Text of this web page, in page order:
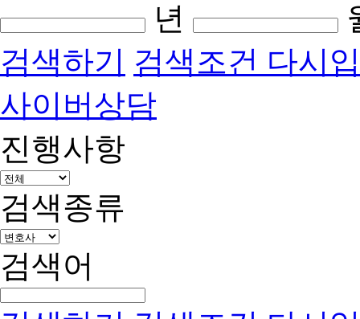
년
검색하기 검색조건 다시
사이버상담
진행사항
검색종류
검색어